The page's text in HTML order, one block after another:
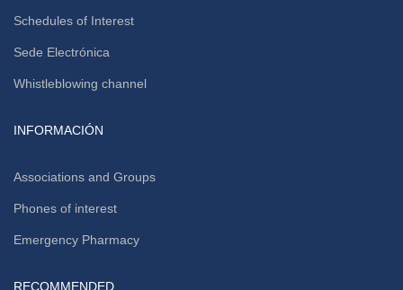
Schedules of Interest
Sede Electrónica
Whistleblowing channel
INFORMACIÓN
Associations and Groups
Phones of interest
Emergency Pharmacy
RECOMMENDED